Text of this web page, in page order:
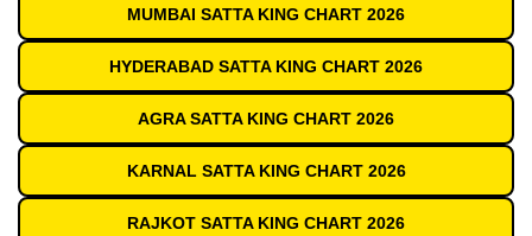
MUMBAI SATTA KING CHART 2026
HYDERABAD SATTA KING CHART 2026
AGRA SATTA KING CHART 2026
KARNAL SATTA KING CHART 2026
RAJKOT SATTA KING CHART 2026